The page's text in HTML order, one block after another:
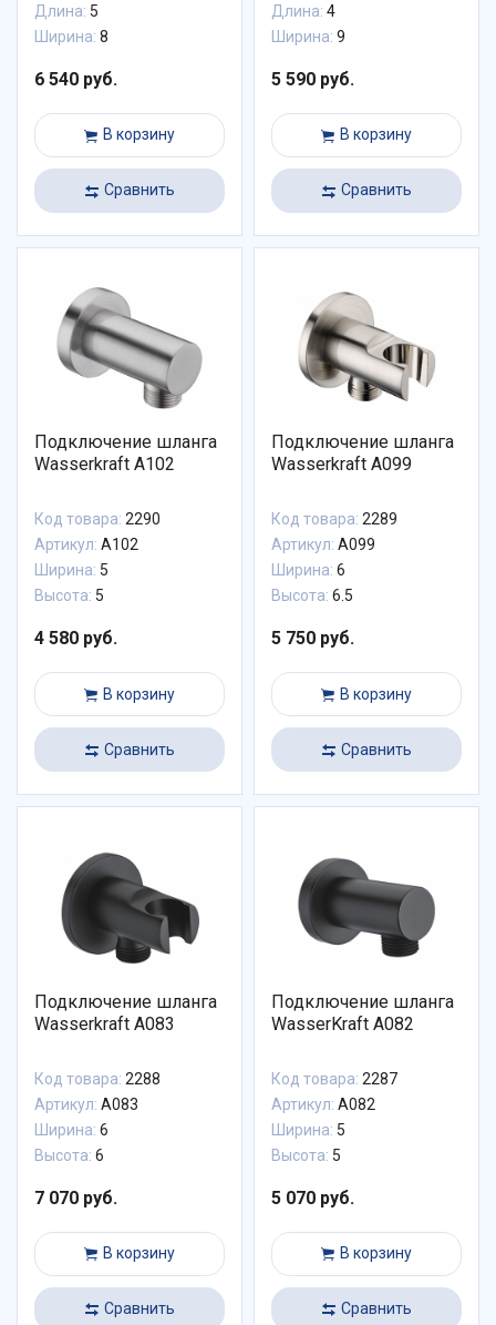
Длина: 5
Ширина: 8
6 540 руб.
В корзину
Сравнить
Длина: 4
Ширина: 9
5 590 руб.
В корзину
Сравнить
Подключение шланга
Wasserkraft A102
Код товара: 2290
Артикул: A102
Ширина: 5
Высота: 5
4 580 руб.
В корзину
Сравнить
Подключение шланга
Wasserkraft A099
Код товара: 2289
Артикул: A099
Ширина: 6
Высота: 6.5
5 750 руб.
В корзину
Сравнить
Подключение шланга
Wasserkraft A083
Код товара: 2288
Артикул: A083
Ширина: 6
Высота: 6
7 070 руб.
В корзину
Сравнить
Подключение шланга
WasserKraft A082
Код товара: 2287
Артикул: A082
Ширина: 5
Высота: 5
5 070 руб.
В корзину
Сравнить